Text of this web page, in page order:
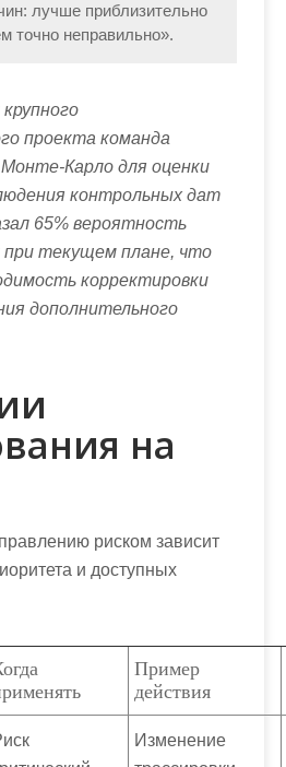
лучше приблизительно
точно неправильно».
проекта команда
Карло для оценки
контрольных дат
65% вероятность
при текущем плане, что
корректировки
дополнительного
на
риском зависит
и доступных
Пример
действия
Изменение